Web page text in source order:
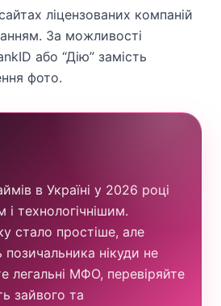
ліцензованих компаній
За можливості
або “Дію” замість
фото.
в Україні у 2026 році
технологічнішим.
стало простіше, але
позичальника нікуди не
легальні МФО, перевіряйте
зайвого та